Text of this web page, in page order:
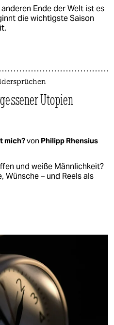
Ende der Welt ist es
die wichtigste Saison
Utopien
mich?von Philipp Rhensius
und weiße Männlichkeit?
Wünsche – und Reels als